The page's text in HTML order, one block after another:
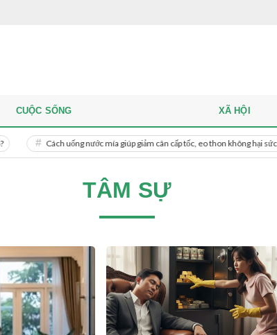
Cách uống nước mía giúp giảm cân cấp tốc, eo thon không hại sức khỏe
CUỘC SỐNG XÃ HỘI
TÂM SỰ